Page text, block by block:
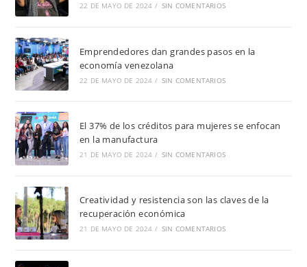
22 DE MAYO DE 2024 / SIN COMENTARIOS
Emprendedores dan grandes pasos en la
economía venezolana
22 DE MAYO DE 2024 / SIN COMENTARIOS
El 37% de los créditos para mujeres se enfocan
en la manufactura
21 DE MAYO DE 2024 / SIN COMENTARIOS
Creatividad y resistencia son las claves de la
recuperación económica
21 DE MAYO DE 2024 / SIN COMENTARIOS